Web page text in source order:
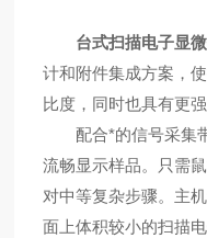
台式扫描电子显
计和附件集成方案，
比度，同时也具有更
配合*的信号采集带
流畅显示样品。只需
对中等复杂步骤。主
面上体积较小的扫描